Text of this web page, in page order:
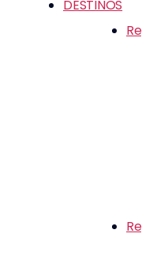
DESTINOS